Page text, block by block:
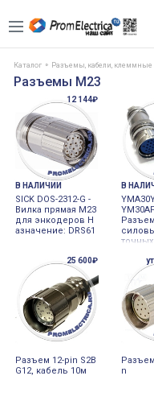
Каталог Разъемы, кабели, клеммные
Разъемы М23
12 144₽
В НАЛИЧИИ
SICK DOS-2312-G -
Вилка прямая М23
для энкодеров Н
азначение: DRS61
В
точных
25 600₽
Разъем 12-pin S2B
G12, кабель 10м
n